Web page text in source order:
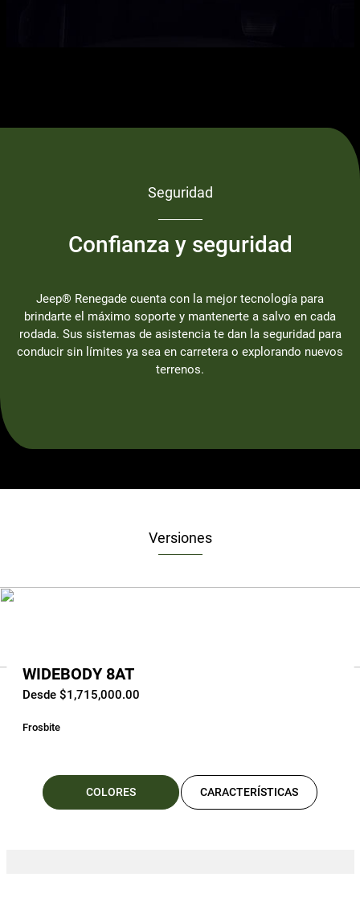
Seguridad
Confianza y seguridad
Jeep® Renegade cuenta con la mejor tecnología para
brindarte el máximo soporte y mantenerte a salvo en cada
rodada. Sus sistemas de asistencia te dan la seguridad para
conducir sin límites ya sea en carretera o explorando nuevos
terrenos.
Versiones
WIDEBODY 8AT
Desde $1,715,000.00
Frosbite
COLORES CARACTERÍSTICAS